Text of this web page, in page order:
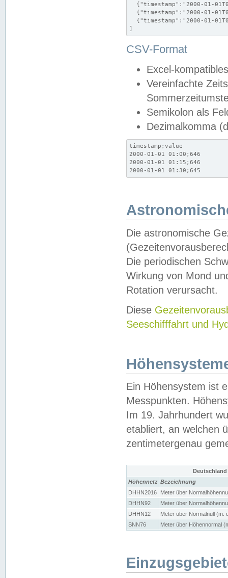
{"timestamp":"2000-01-
{"timestamp":"2000-01-
{"timestamp":"2000-01-
]
CSV-Format
Excel-
Vereinfachte
Semikolon als
Dezimalkomma
timestamp;value
2000-01-01 01:00;646
2000-01-01 01:15;646
2000-01-01 01:30;645
Die astronomische
Die periodischen
Wirkung von Mond
Rotation verursacht.
Diese
Seeschifffahrt und
Ein Höhensystem ist
Messpunkten.
Im 19. Jahrhundert
etabliert, an welchen
zentimetergenau
Höhennetz Bezeichnung
DHHN2016
Meter über
DHHN92
Meter über
DHHN12
Meter über Normalnull (m.
SNN76
Meter über Höhennormal